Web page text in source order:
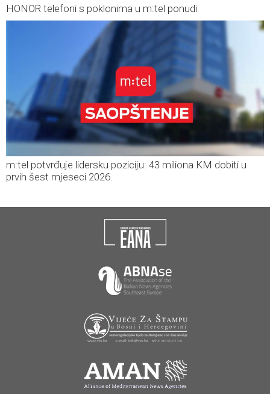
HONOR telefoni s poklonima u m:tel ponudi
m:tel potvrđuje lidersku poziciju: 43 miliona KM dobiti u
prvih šest mjeseci 2026.